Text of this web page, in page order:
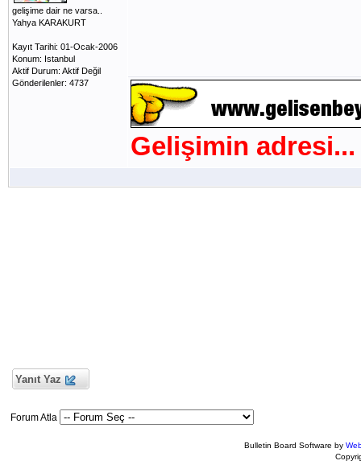
gelişime dair ne varsa..
Yahya KARAKURT
Kayıt Tarihi: 01-Ocak-2006
Konum: Istanbul
Aktif Durum: Aktif Değil
Gönderilenler: 4737
Gelişimin adresi...
Yanıt Yaz
Forum Atla
Bulletin Board Software by